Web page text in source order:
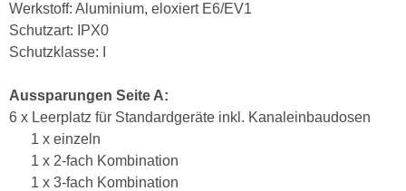
Werkstoff: Aluminium, eloxiert E6/EV1
Schutzart: IPX0
Schutzklasse: I
Aussparungen Seite A:
6 x Leerplatz für Standardgeräte inkl. Kanaleinbaudosen
1 x einzeln
1 x 2-fach Kombination
1 x 3-fach Kombination